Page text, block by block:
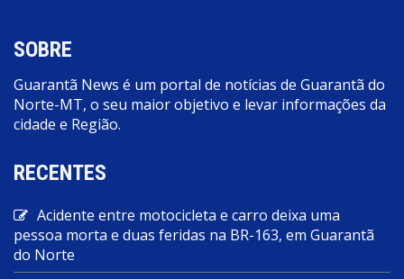
SOBRE
Guarantã News é um portal de notícias de Guarantã do
Norte-MT, o seu maior objetivo e levar informações da
cidade e Região.
RECENTES
Acidente entre motocicleta e carro deixa uma
pessoa morta e duas feridas na BR-163, em Guarantã
do Norte